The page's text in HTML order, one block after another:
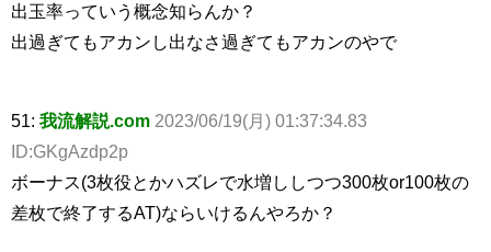
出玉率っていう概念知らんか？
出過ぎてもアカンし出なさ過ぎてもアカンのやで
51: 我流解説.com 2023/06/19(月) 01:37:34.83
ID:GKgAzdp2p
ボーナス(3枚役とかハズレで水増ししつつ300枚or100枚の
差枚で終了するAT)ならいけるんやろか？